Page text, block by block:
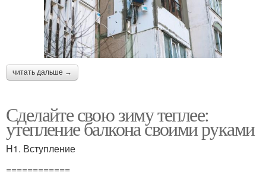
читать дальше →
Сделайте свою зиму теплее:
утепление балкона своими руками
H1. Вступление
============